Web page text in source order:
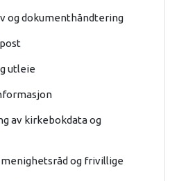
og dokumenthåndtering
utleie
av kirkebokdata og
og frivillige